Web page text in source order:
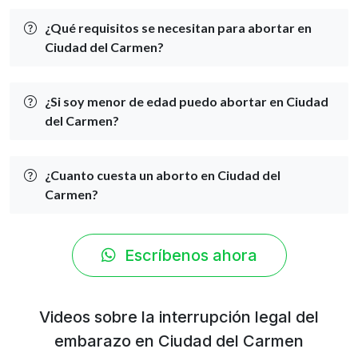
¿Qué requisitos se necesitan para abortar en
Ciudad del Carmen?
¿Si soy menor de edad puedo abortar en Ciudad
del Carmen?
¿Cuanto cuesta un aborto en Ciudad del
Carmen?
Escríbenos ahora
Videos sobre la interrupción legal del
embarazo en Ciudad del Carmen